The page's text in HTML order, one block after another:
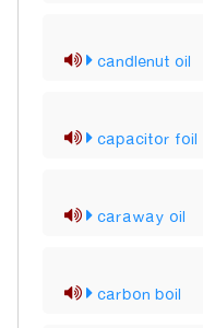
candlenut oil
capacitor foil
caraway oil
carbon boil